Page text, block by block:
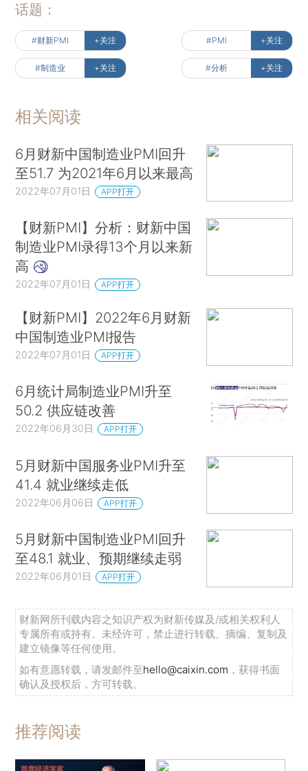
话题：
#财新PMI +关注 #PMI +关注
#制造业 +关注 #分析 +关注
相关阅读
6月财新中国制造业PMI回升
至51.7 为2021年6月以来最高
2022年07月01日 APP打开
【财新PMI】分析：财新中国
制造业PMI录得13个月以来新
高
2022年07月01日 APP打开
【财新PMI】2022年6月财新
中国制造业PMI报告
2022年07月01日 APP打开
6月统计局制造业PMI升至
50.2 供应链改善
2022年06月30日 APP打开
5月财新中国服务业PMI升至
41.4 就业继续走低
2022年06月06日 APP打开
5月财新中国制造业PMI回升
至48.1 就业、预期继续走弱
2022年06月01日 APP打开
财新网所刊载内容之知识产权为财新传媒及/或相关权利人
专属所有或持有。未经许可，禁止进行转载、摘编、复制及
建立镜像等任何使用。
如有意愿转载，请发邮件至hello@caixin.com ，获得书面
确认及授权后，方可转载。
推荐阅读